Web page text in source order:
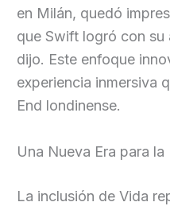
en Milán, quedó
que Swift logró con su
dijo. Este enfoque
experiencia inmersiva
End londinense.
Una Nueva Era para la
La inclusión de Vida